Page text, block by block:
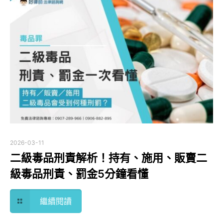
2026-03-11
二級毒品刑責解析！持有、施用、販賣二
級毒品刑責、罰金5分鐘看懂
繼續閱讀